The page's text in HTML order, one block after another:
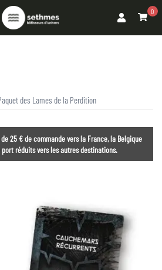
0
des Lames de la Perdition
25 € de commande vers la France, la Belgique
port réduits vers les autres destinations.